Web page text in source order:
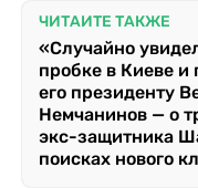
ЧИТАЙТЕ ТАКЖЕ
«Случайно
пробке в Киеве и
его президенту
Немчанинов — о
экс-защитника
поисках нового